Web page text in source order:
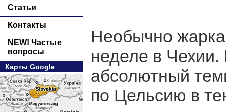
Статьи
Контакты
NEW! Частые
вопросы
Карты Google
Необычно
неделе в Чехии.
абсолютный
по Цельсию в